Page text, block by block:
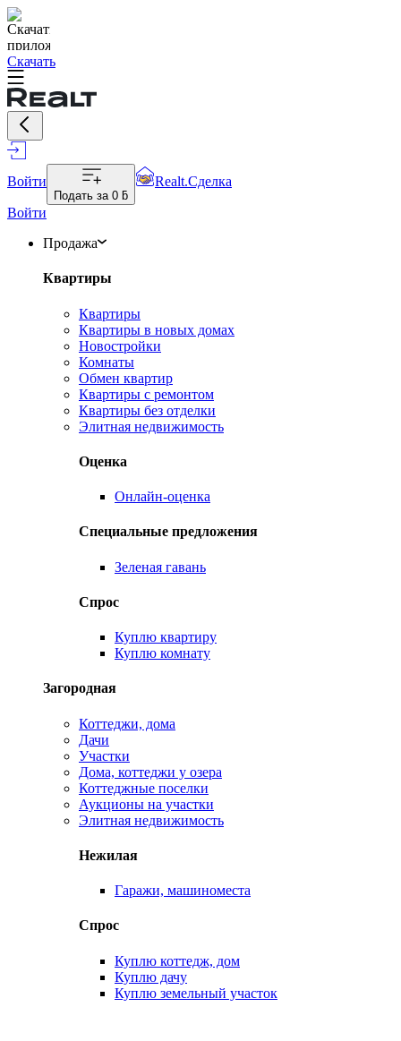
Скачать
Войти
Подать за 0 ƃ
Realt.Сделка
Войти
Продажа
Квартиры
Квартиры
Квартиры в новых домах
Новостройки
Комнаты
Обмен квартир
Квартиры с ремонтом
Квартиры без отделки
Элитная недвижимость
Оценка
Онлайн-оценка
Специальные предложения
Зеленая гавань
Спрос
Куплю квартиру
Куплю комнату
Загородная
Коттеджи, дома
Дачи
Участки
Дома, коттеджи у озера
Коттеджные поселки
Аукционы на участки
Элитная недвижимость
Нежилая
Гаражи, машиноместа
Спрос
Куплю коттедж, дом
Куплю дачу
Куплю земельный участок